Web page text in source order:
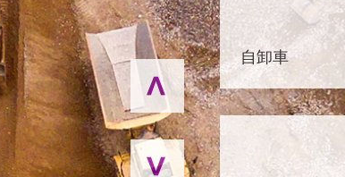
<
自卸車
>